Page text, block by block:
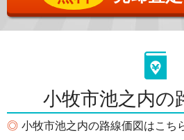
小牧市池之内の
小牧市池之内の路線価図はこち